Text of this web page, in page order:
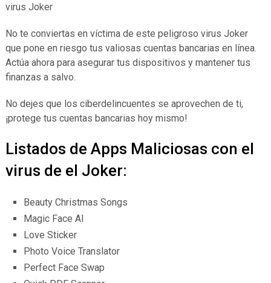
virus Joker
No te conviertas en víctima de este peligroso virus Joker
que pone en riesgo tus valiosas cuentas bancarias en línea.
Actúa ahora para asegurar tus dispositivos y mantener tus
finanzas a salvo.
No dejes que los ciberdelincuentes se aprovechen de ti,
¡protege tus cuentas bancarias hoy mismo!
Listados de Apps Maliciosas con el
virus de el Joker:
Beauty Christmas Songs
Magic Face AI
Love Sticker
Photo Voice Translator
Perfect Face Swap